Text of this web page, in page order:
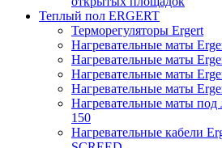
Теплый пол ERGERT
Терморегуляторы Ergert
Нагревательные маты
Нагревательные маты
Нагревательные маты
Нагревательные маты
Нагревательные маты
150
Нагревательные кабели